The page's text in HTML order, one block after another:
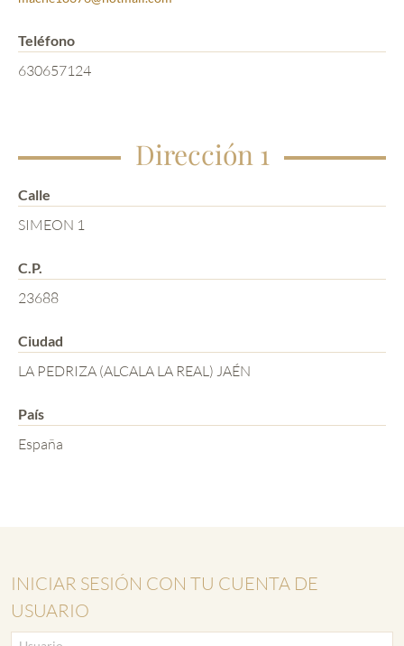
Teléfono
630657124
Dirección 1
Calle
SIMEON 1
C.P.
23688
Ciudad
LA PEDRIZA (ALCALA LA REAL) JAÉN
País
España
INICIAR SESIÓN CON TU CUENTA DE
USUARIO